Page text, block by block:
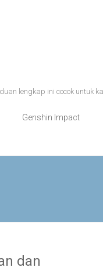
lengkap ini cocok untuk
Genshin Impact
dan